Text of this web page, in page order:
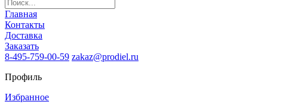
Главная
Контакты
Доставка
Заказать
8-495-759-00-59 zakaz@prodiel.ru
Профиль
Избранное